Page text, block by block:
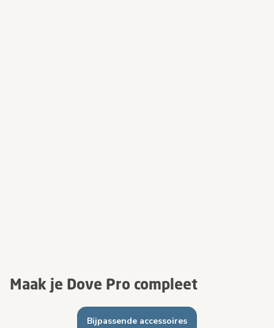
Maak je Dove Pro compleet
Bijpassende accessoires